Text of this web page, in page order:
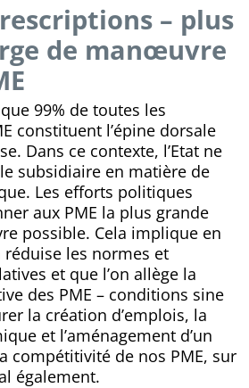
– plus
de manœuvre
99% de toutes les
constituent l’épine dorsale
Dans ce contexte, l’Etat ne
subsidiaire en matière de
Les efforts politiques
aux PME la plus grande
possible. Cela implique en
réduise les normes et
et que l’on allège la
des PME – conditions sine
la création d’emplois, la
et l’aménagement d’un
compétitivité de nos PME, sur
également.